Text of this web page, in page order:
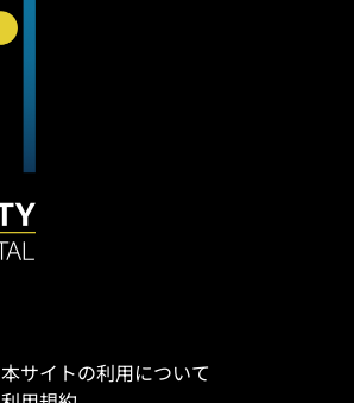
本サイトの利用について